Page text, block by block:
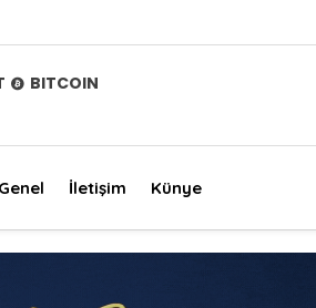
BITCOIN
Genel İletişim Künye